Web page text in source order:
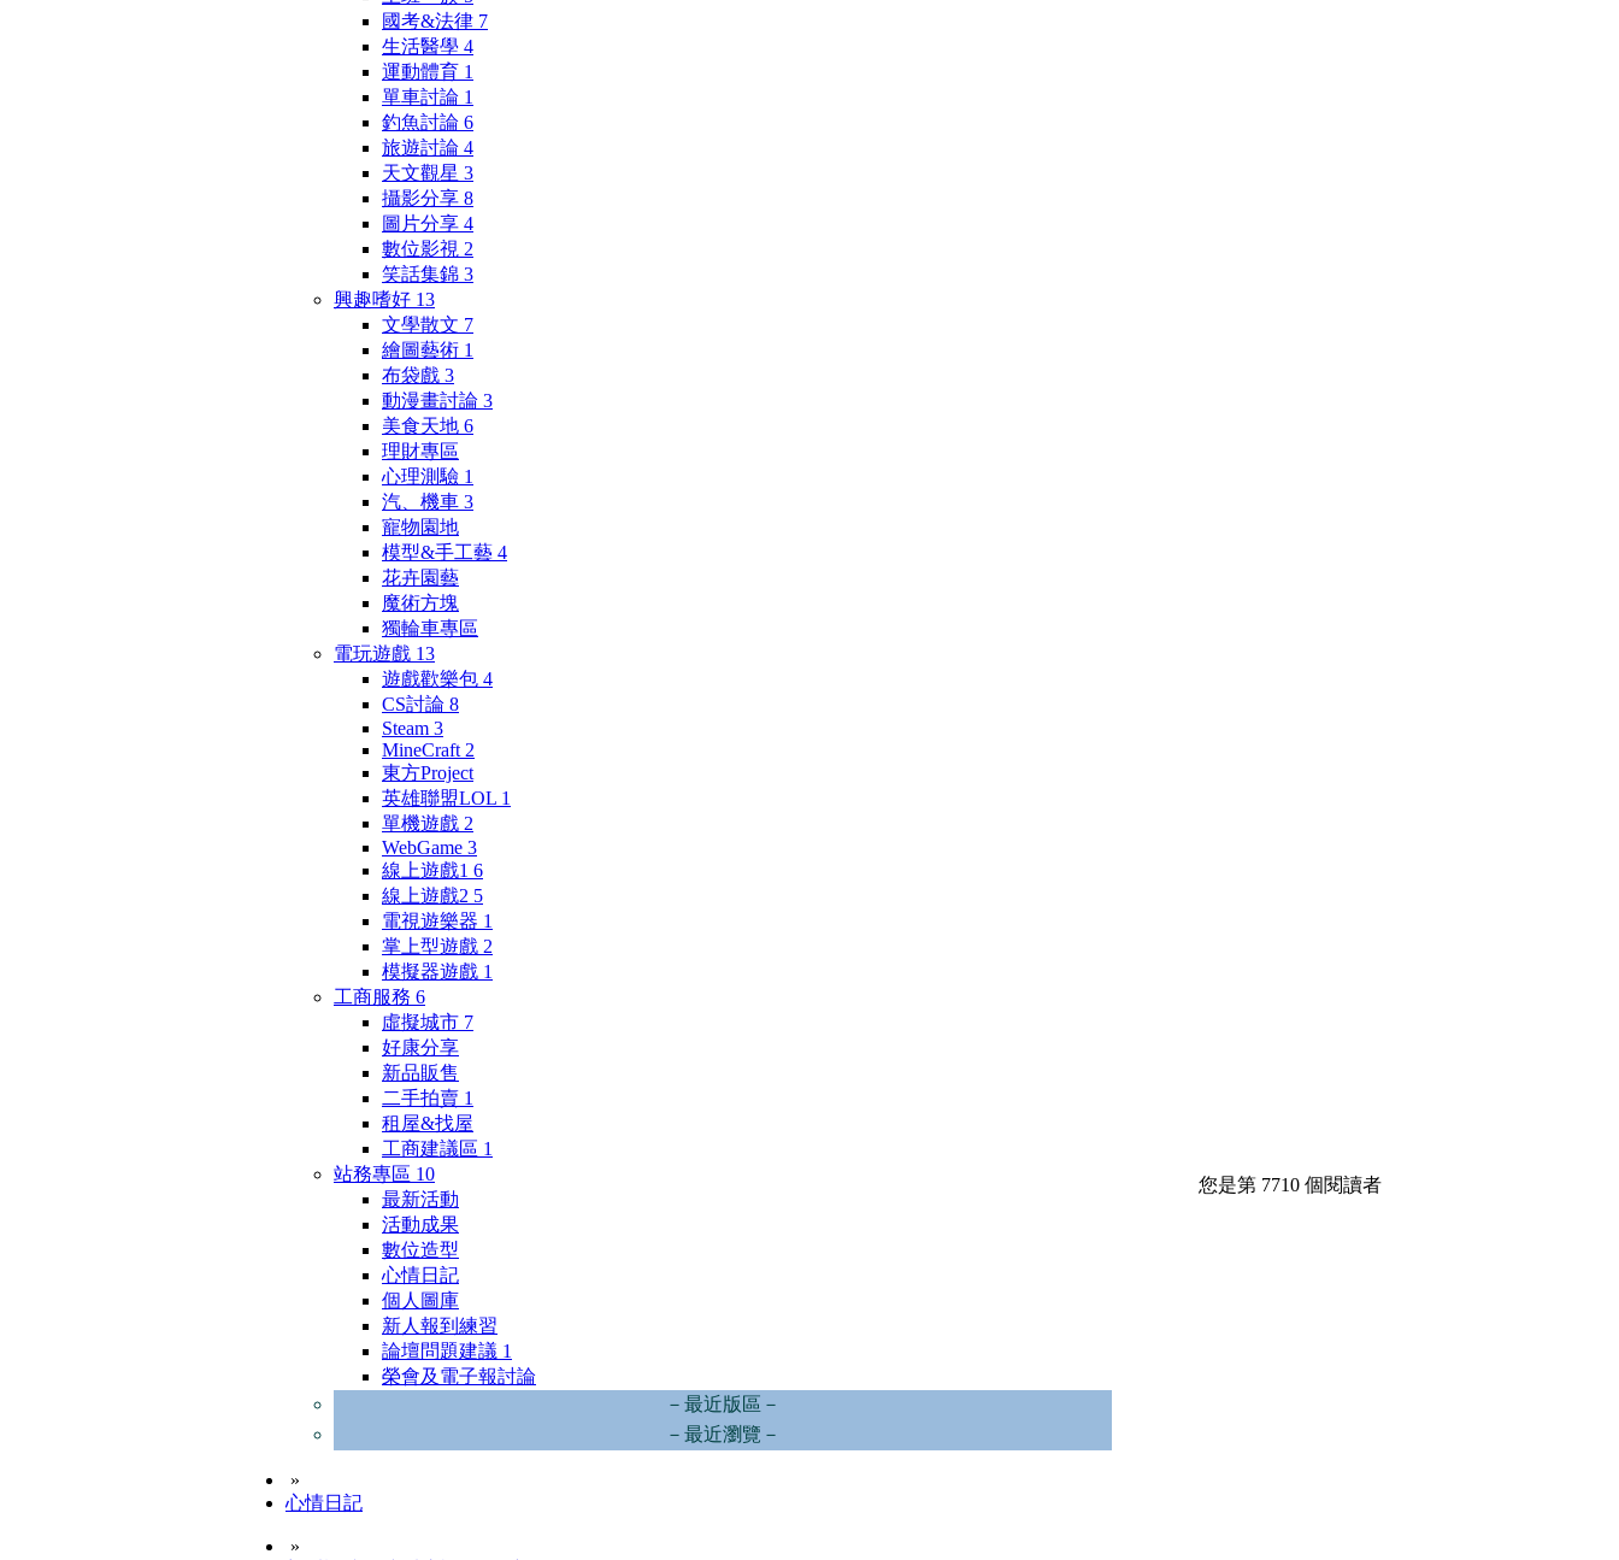
國考&法律 7
生活醫學 4
運動體育 1
單車討論 1
釣魚討論 6
旅遊討論 4
天文觀星 3
攝影分享 8
圖片分享 4
數位影視 2
笑話集錦 3
興趣嗜好 13
文學散文 7
繪圖藝術 1
布袋戲 3
動漫畫討論 3
美食天地 6
理財專區
心理測驗 1
汽、機車 3
寵物園地
模型&手工藝 4
花卉園藝
魔術方塊
獨輪車專區
電玩遊戲 13
遊戲歡樂包 4
CS討論 8
Steam 3
MineCraft 2
東方Project
英雄聯盟LOL 1
單機遊戲 2
WebGame 3
線上遊戲1 6
線上遊戲2 5
電視遊樂器 1
掌上型遊戲 2
模擬器遊戲 1
工商服務 6
虛擬城市 7
好康分享
新品販售
二手拍賣 1
租屋&找屋
工商建議區 1
站務專區 10
最新活動
活動成果
數位造型
心情日記
個人圖庫
新人報到練習
論壇問題建議 1
榮會及電子報討論
－最近版區－
－最近瀏覽－
»
心情日記
»
您是第 7710 個閱讀者